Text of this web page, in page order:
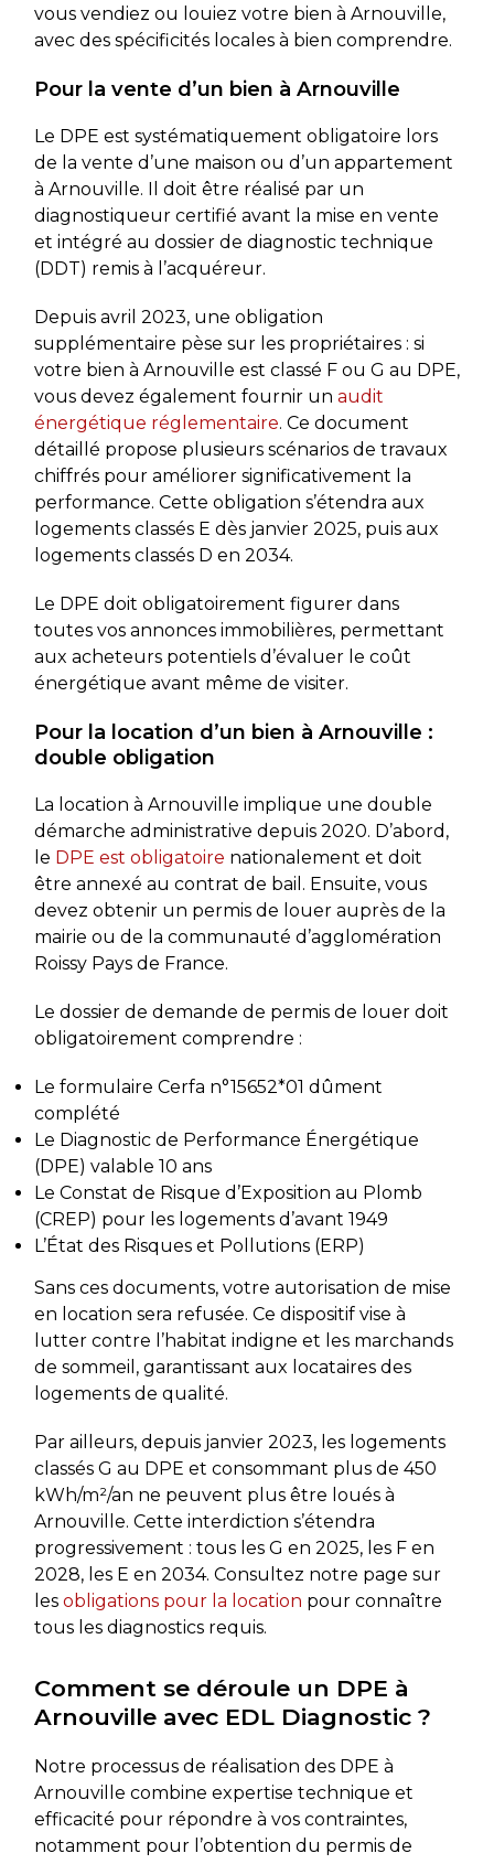
vous vendiez ou louiez votre bien à Arnouville,
avec des spécificités locales à bien comprendre.
Pour la vente d’un bien à Arnouville
Le DPE est systématiquement obligatoire lors
de la vente d’une maison ou d’un appartement
à Arnouville. Il doit être réalisé par un
diagnostiqueur certifié avant la mise en vente
et intégré au dossier de diagnostic technique
(DDT) remis à l’acquéreur.
Depuis avril 2023, une obligation
supplémentaire pèse sur les propriétaires : si
votre bien à Arnouville est classé F ou G au DPE,
vous devez également fournir un audit
énergétique réglementaire. Ce document
détaillé propose plusieurs scénarios de travaux
chiffrés pour améliorer significativement la
performance. Cette obligation s’étendra aux
logements classés E dès janvier 2025, puis aux
logements classés D en 2034.
Le DPE doit obligatoirement figurer dans
toutes vos annonces immobilières, permettant
aux acheteurs potentiels d’évaluer le coût
énergétique avant même de visiter.
Pour la location d’un bien à Arnouville :
double obligation
La location à Arnouville implique une double
démarche administrative depuis 2020. D’abord,
le DPE est obligatoire nationalement et doit
être annexé au contrat de bail. Ensuite, vous
devez obtenir un permis de louer auprès de la
mairie ou de la communauté d’agglomération
Roissy Pays de France.
Le dossier de demande de permis de louer doit
obligatoirement comprendre :
Le formulaire Cerfa n°15652*01 dûment
complété
Le Diagnostic de Performance Énergétique
(DPE) valable 10 ans
Le Constat de Risque d’Exposition au Plomb
(CREP) pour les logements d’avant 1949
L’État des Risques et Pollutions (ERP)
Sans ces documents, votre autorisation de mise
en location sera refusée. Ce dispositif vise à
lutter contre l’habitat indigne et les marchands
de sommeil, garantissant aux locataires des
logements de qualité.
Par ailleurs, depuis janvier 2023, les logements
classés G au DPE et consommant plus de 450
kWh/m²/an ne peuvent plus être loués à
Arnouville. Cette interdiction s’étendra
progressivement : tous les G en 2025, les F en
2028, les E en 2034. Consultez notre page sur
les obligations pour la location pour connaître
tous les diagnostics requis.
Comment se déroule un DPE à
Arnouville avec EDL Diagnostic ?
Notre processus de réalisation des DPE à
Arnouville combine expertise technique et
efficacité pour répondre à vos contraintes,
notamment pour l’obtention du permis de